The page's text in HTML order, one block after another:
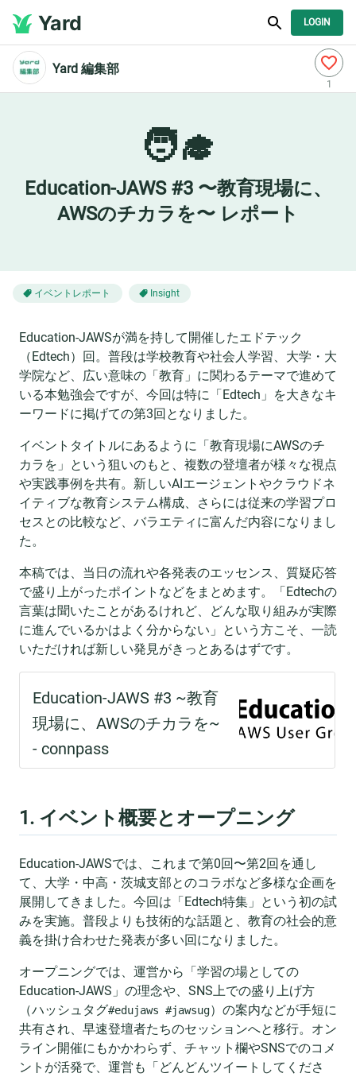
Yard LOGIN
Yard 編集部
1
🧑‍🎓
Education-JAWS #3 〜教育現場に、
AWSのチカラを〜 レポート
イベントレポート Insight
Education-JAWSが満を持して開催したエドテック
（Edtech）回。普段は学校教育や社会人学習、大学・大
学院など、広い意味の「教育」に関わるテーマで進めて
いる本勉強会ですが、今回は特に「Edtech」を大きなキ
ーワードに掲げての第3回となりました。
イベントタイトルにあるように「教育現場にAWSのチ
カラを」という狙いのもと、複数の登壇者が様々な視点
や実践事例を共有。新しいAIエージェントやクラウドネ
イティブな教育システム構成、さらには従来の学習プロ
セスとの比較など、バラエティに富んだ内容になりまし
た。
本稿では、当日の流れや各発表のエッセンス、質疑応答
で盛り上がったポイントなどをまとめます。「Edtechの
言葉は聞いたことがあるけれど、どんな取り組みが実際
に進んでいるかはよく分からない」という方こそ、一読
いただければ新しい発見がきっとあるはずです。
1. イベント概要とオープニング
Education-JAWSでは、これまで第0回〜第2回を通し
て、大学・中高・茨城支部とのコラボなど多様な企画を
展開してきました。今回は「Edtech特集」という初の試
みを実施。普段よりも技術的な話題と、教育の社会的意
義を掛け合わせた発表が多い回になりました。
オープニングでは、運営から「学習の場としての
Education-JAWS」の理念や、SNS上での盛り上げ方
（ハッシュタグ#edujaws #jawsug）の案内などが手短に
共有され、早速登壇者たちのセッションへと移行。オン
ライン開催にもかかわらず、チャット欄やSNSでのコメ
ントが活発で、運営も「どんどんツイートしてくださ